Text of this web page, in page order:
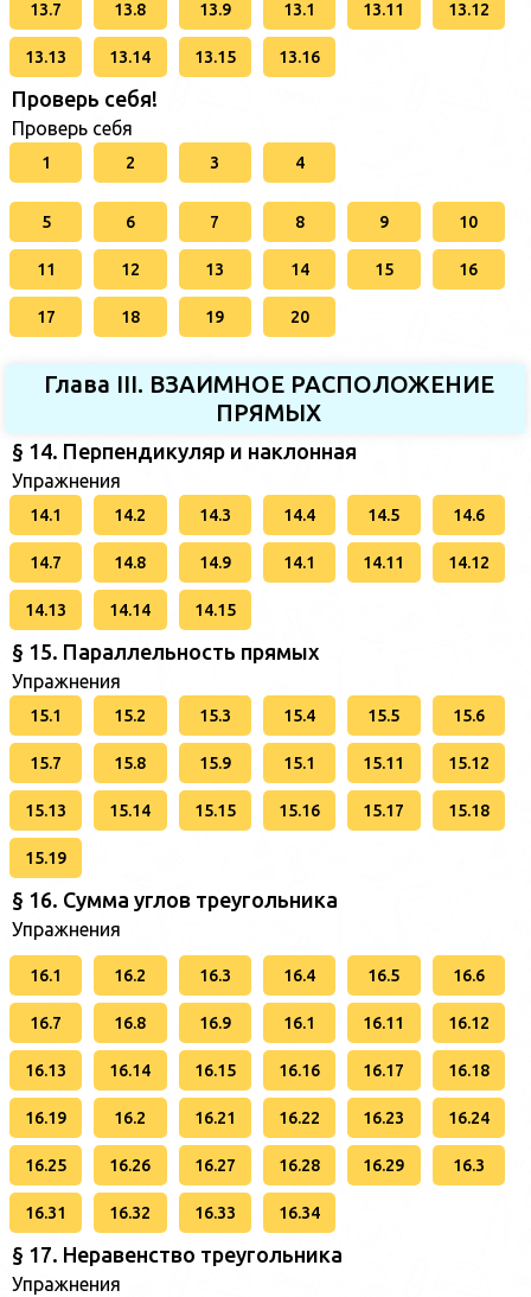
13.7 13.8 13.9 13.1 13.11 13.12
13.13 13.14 13.15 13.16
Проверь себя!
Проверь себя
1 2 3 4
5 6 7 8 9 10
11 12 13 14 15 16
17 18 19 20
Глава III. ВЗАИМНОЕ РАСПОЛОЖЕНИЕ
ПРЯМЫХ
§ 14. Перпендикуляр и наклонная
Упражнения
14.1 14.2 14.3 14.4 14.5 14.6
14.7 14.8 14.9 14.1 14.11 14.12
14.13 14.14 14.15
§ 15. Параллельность прямых
Упражнения
15.1 15.2 15.3 15.4 15.5 15.6
15.7 15.8 15.9 15.1 15.11 15.12
15.13 15.14 15.15 15.16 15.17 15.18
15.19
§ 16. Сумма углов треугольника
Упражнения
16.1 16.2 16.3 16.4 16.5 16.6
16.7 16.8 16.9 16.1 16.11 16.12
16.13 16.14 16.15 16.16 16.17 16.18
16.19 16.2 16.21 16.22 16.23 16.24
16.25 16.26 16.27 16.28 16.29 16.3
16.31 16.32 16.33 16.34
§ 17. Неравенство треугольника
Упражнения